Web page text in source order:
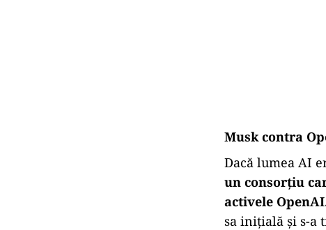
Musk contra
Dacă lumea AI
un consorțiu
activele OpenAI
sa inițială și s-a